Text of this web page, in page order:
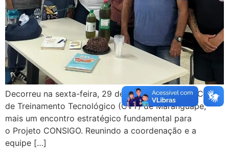
Decorreu na sexta-feira, 29 de maio de 2026, no Centro
de Treinamento Tecnológico (CVT) de Maranguape,
mais um encontro estratégico fundamental para
o Projeto CONSIGO. Reunindo a coordenação e a
equipe […]